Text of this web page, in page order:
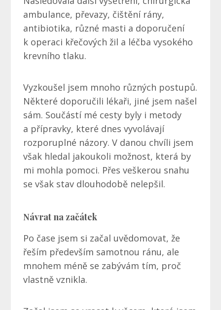
ambulance, převazy, čištění rány,
antibiotika, různé masti a doporučení
k operaci křečových žil a léčba vysokého
krevního tlaku.
Vyzkoušel jsem mnoho různých postupů.
Některé doporučili lékaři, jiné jsem našel
sám. Součástí mé cesty byly i metody
a přípravky, které dnes vyvolávají
rozporuplné názory. V danou chvíli jsem
však hledal jakoukoli možnost, která by
mi mohla pomoci. Přes veškerou snahu
se však stav dlouhodobě nelepšil.
Návrat na začátek
Po čase jsem si začal uvědomovat, že
řeším především samotnou ránu, ale
mnohem méně se zabývám tím, proč
vlastně vznikla.